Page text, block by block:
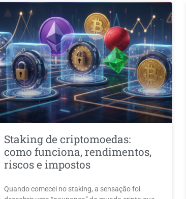
Staking de criptomoedas:
como funciona, rendimentos,
riscos e impostos
Quando comecei no staking, a sensação foi